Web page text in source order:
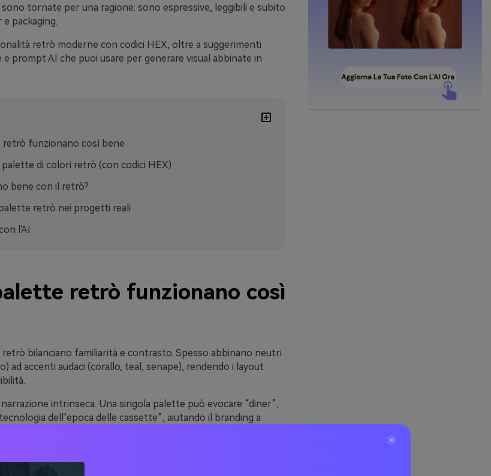
tornate per una ragione: sono espressive, leggibili e subito
packaging.
retrò moderne con codici HEX, oltre a suggerimenti
e prompt AI che puoi usare per generare visual abbinate in
retrò funzionano così bene
di colori retrò (con codici HEX)
bene con il retrò?
retrò nei progetti reali
l'AI
retrò funzionano così
bilanciano familiarità e contrasto. Spesso abbinano neutri
ad accenti audaci (corallo, teal, senape), rendendo i layout
intrinseca. Una singola palette può evocare “diner”,
dell’epoca delle cassette”, aiutando il branding a
saturo, così i componenti restano puliti e